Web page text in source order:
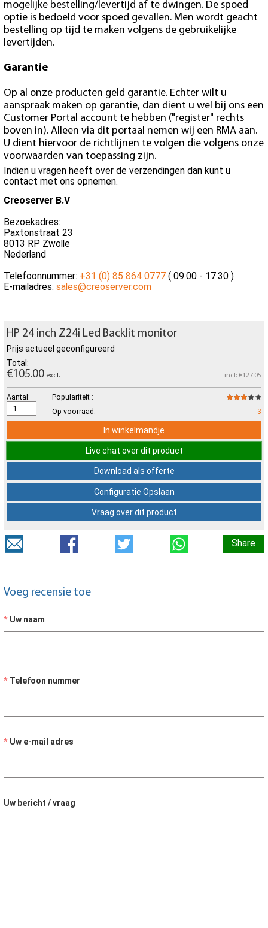
mogelijke bestelling/levertijd af te dwingen. De spoed
optie is bedoeld voor spoed gevallen. Men wordt geacht
bestelling op tijd te maken volgens de gebruikelijke
levertijden.
Garantie
Op al onze producten geld garantie. Echter wilt u
aanspraak maken op garantie, dan dient u wel bij ons een
Customer Portal account te hebben ("register" rechts
boven in). Alleen via dit portaal nemen wij een RMA aan.
U dient hiervoor de richtlijnen te volgen die volgens onze
voorwaarden van toepassing zijn.
Indien u vragen heeft over de verzendingen dan kunt u
contact met ons opnemen.
Creoserver B.V
Bezoekadres:
Paxtonstraat 23
8013 RP Zwolle
Nederland
Telefoonnummer: +31 (0) 85 864 0777 ( 09.00 - 17.30 )
E-mailadres: sales@creoserver.com
HP 24 inch Z24i Led Backlit monitor
Prijs actueel geconfigureerd
Total:
€105.00 excl. incl: €127.05
Aantal:
Populariteit :
Op voorraad:
3
In winkelmandje
Live chat over dit product
Download als offerte
Configuratie Opslaan
Vraag over dit product
Share
Voeg recensie toe
Uw naam
Telefoon nummer
Uw e-mail adres
Uw bericht / vraag